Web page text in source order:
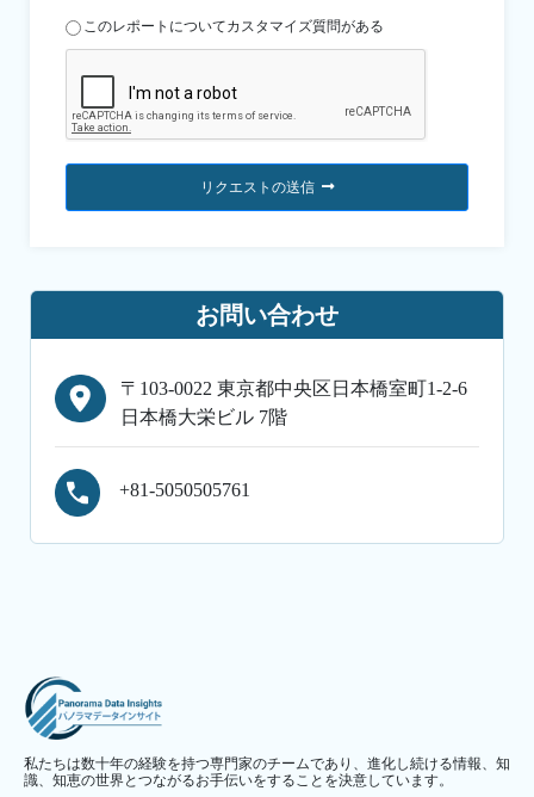
このレポートについてカスタマイズ質問がある
リクエストの送信
お問い合わせ
〒103-0022 東京都中央区日本橋室町1-2-6
日本橋大栄ビル 7階
+81-5050505761
私たちは数十年の経験を持つ専門家のチームであり、進化し続ける情報、知
識、知恵の世界とつながるお手伝いをすることを決意しています。